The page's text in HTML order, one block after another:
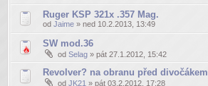
Ruger KSP 321x .357 Mag.
od Jaime » ned 10.2.2013, 13:49
SW mod.36
od Selag » pát 27.1.2012, 15:42
Revolver? na obranu před divočákem
od JK21 » pát 03.2.2012, 17:28